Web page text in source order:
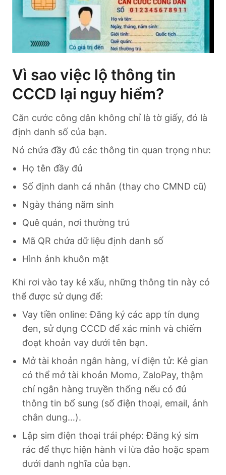
Vì sao việc lộ thông tin
CCCD lại nguy hiểm?
Căn cước công dân không chỉ là tờ giấy, đó là
định danh số của bạn.
Nó chứa đầy đủ các thông tin quan trọng như:
Họ tên đầy đủ
Số định danh cá nhân (thay cho CMND cũ)
Ngày tháng năm sinh
Quê quán, nơi thường trú
Mã QR chứa dữ liệu định danh số
Hình ảnh khuôn mặt
Khi rơi vào tay kẻ xấu, những thông tin này có
thể được sử dụng để:
Vay tiền online: Đăng ký các app tín dụng
đen, sử dụng CCCD để xác minh và chiếm
đoạt khoản vay dưới tên bạn.
Mở tài khoản ngân hàng, ví điện tử: Kẻ gian
có thể mở tài khoản Momo, ZaloPay, thậm
chí ngân hàng truyền thống nếu có đủ
thông tin bổ sung (số điện thoại, email, ảnh
chân dung…).
Lập sim điện thoại trái phép: Đăng ký sim
rác để thực hiện hành vi lừa đảo hoặc spam
dưới danh nghĩa của bạn.